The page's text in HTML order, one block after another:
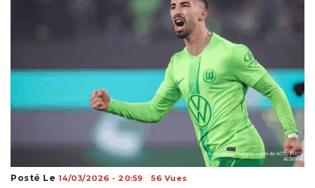
Posté Le 14/03/2026 - 20:59 56 Vues